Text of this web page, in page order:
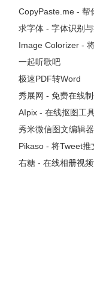
CopyPaste.me - 帮
求字体 - 字体识别
Image Colorizer -
一起听歌吧
极速PDF转Word
秀展网 - 免费在线
AIpix - 在线抠图工
秀米微信图文编辑器
Pikaso - 将Tweet
右糖 - 在线相册视